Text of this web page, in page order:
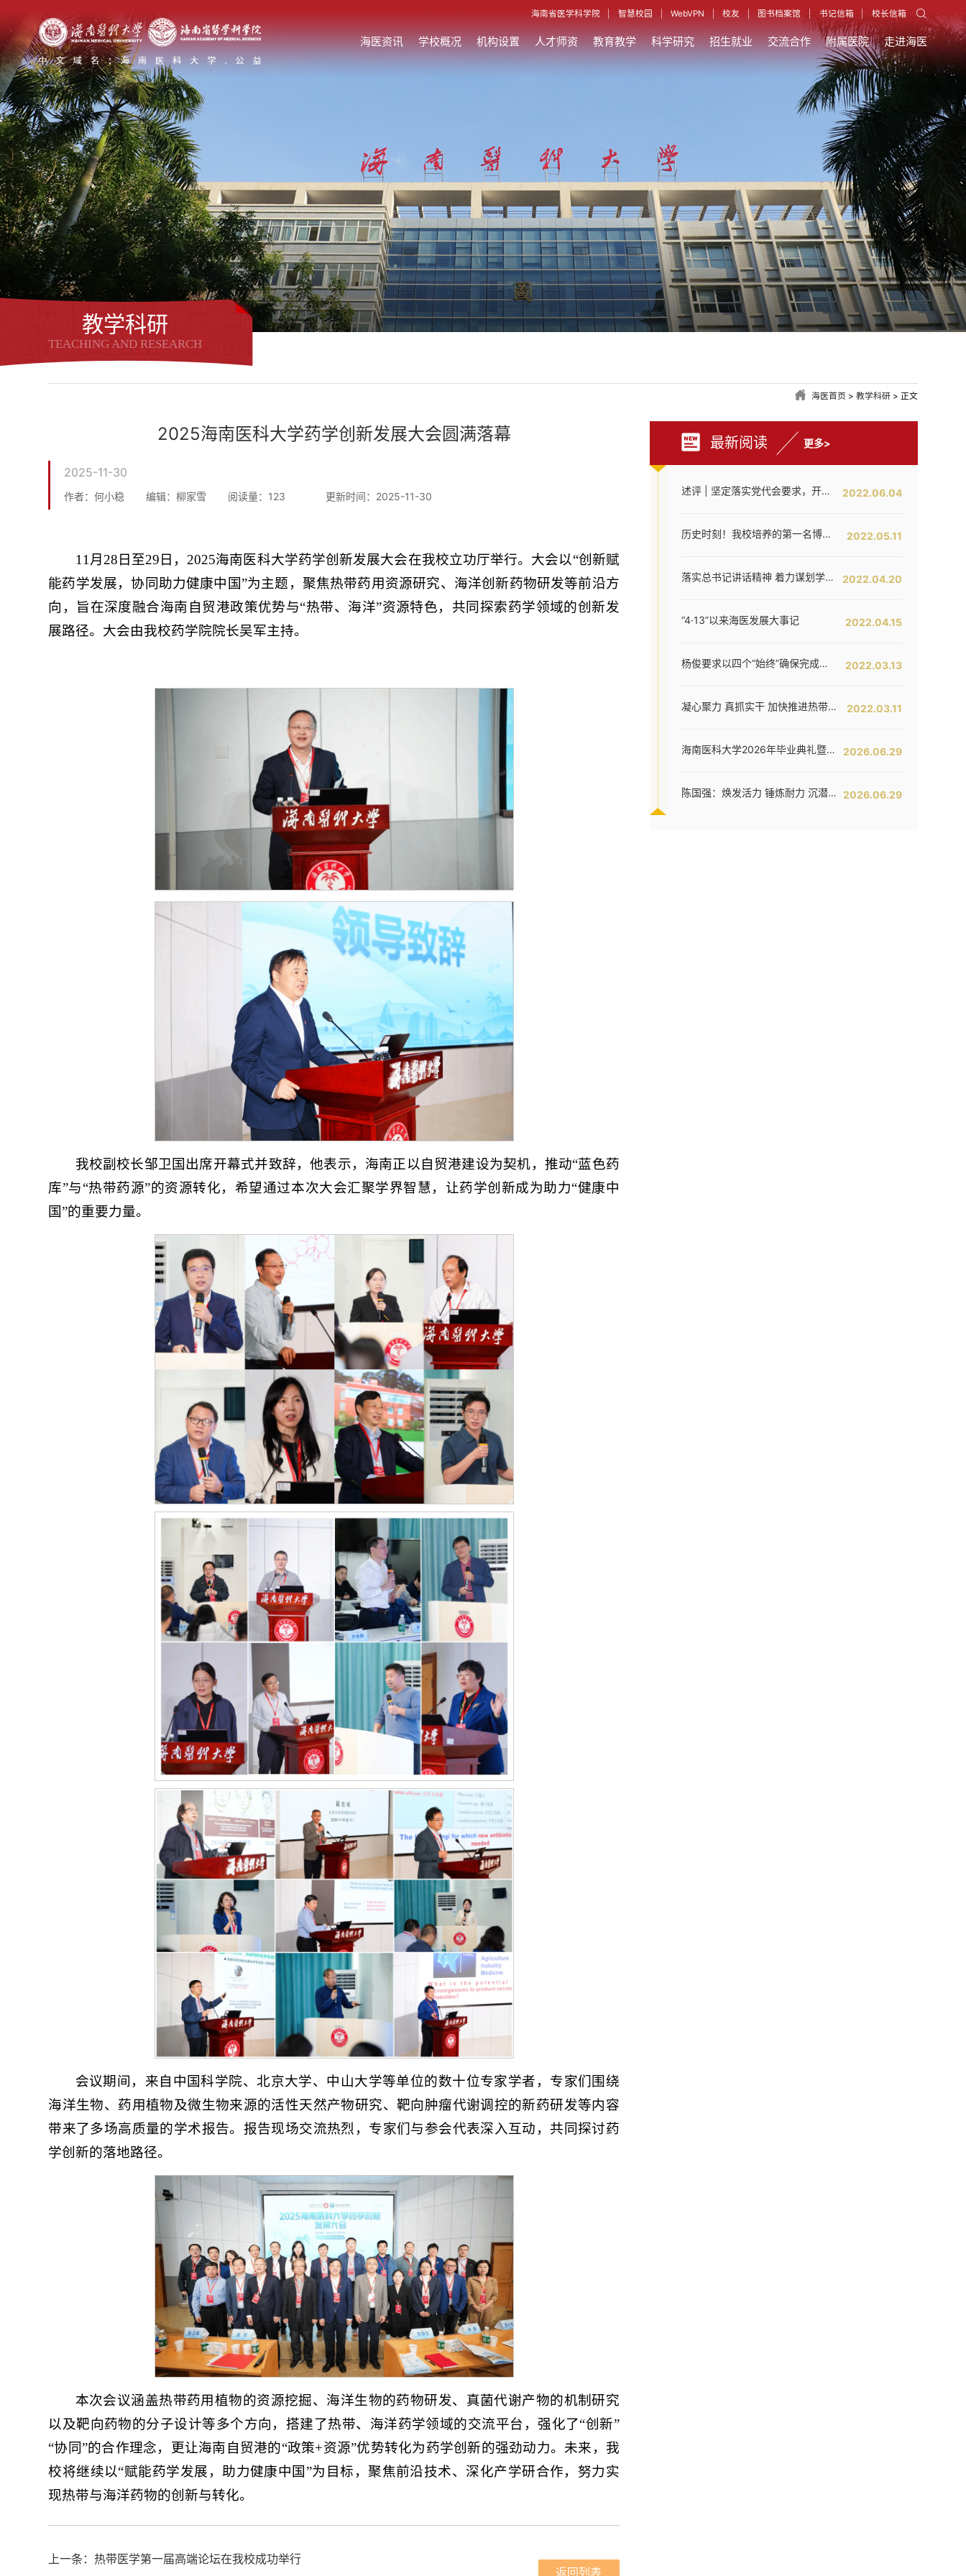
海南省医学科学院 智慧校园 WebVPN 校友 图书档案馆 书记信箱 校长信箱
海医资讯 学校概况 机构设置 人才师资 教育教学 科学研究 招生就业 交流合作 附属医院 走进海医
教学科研
TEACHING AND RESEARCH
海医首页 > 教学科研> 正文
2025海南医科大学药学创新发展大会圆满落幕
2025-11-30
作者：何小稳 编辑：柳家雪 阅读量： 123 更新时间：2025-11-30
11月28日至29日，2025海南医科大学药学创新发展大会在我校立功厅举行。大会以“创新赋
能药学发展，协同助力健康中国”为主题，聚焦热带药用资源研究、海洋创新药物研发等前沿方
向，旨在深度融合海南自贸港政策优势与“热带、海洋”资源特色，共同探索药学领域的创新发
展路径。大会由我校药学院院长吴军主持。
我校副校长邹卫国出席开幕式并致辞，他表示，海南正以自贸港建设为契机，推动“蓝色药
库”与“热带药源”的资源转化，希望通过本次大会汇聚学界智慧，让药学创新成为助力“健康中
国”的重要力量。
会议期间，来自中国科学院、北京大学、中山大学等单位的数十位专家学者，专家们围绕
海洋生物、药用植物及微生物来源的活性天然产物研究、靶向肿瘤代谢调控的新药研发等内容
带来了多场高质量的学术报告。报告现场交流热烈，专家们与参会代表深入互动，共同探讨药
学创新的落地路径。
本次会议涵盖热带药用植物的资源挖掘、海洋生物的药物研发、真菌代谢产物的机制研究
以及靶向药物的分子设计等多个方向，搭建了热带、海洋药学领域的交流平台，强化了“创新”
“协同”的合作理念，更让海南自贸港的“政策+资源”优势转化为药学创新的强劲动力。未来，我
校将继续以“赋能药学发展，助力健康中国”为目标，聚焦前沿技术、深化产学研合作，努力实
现热带与海洋药物的创新与转化。
返回列表
上一条：热带医学第一届高端论坛在我校成功举行
最新阅读 更多>
2022.06.04
述评 | 坚定落实党代会要求，开创海医工作新局面——写在全面落实省第八次党代会对海医发展提出新要求之时
2022.05.11
历史时刻！我校培养的第一名博士研究生通过答辩！
2022.04.20
落实总书记讲话精神 着力谋划学校内涵提升——我校召开发展战略咨询委员会第二次工作会议
2022.04.15
“4·13”以来海医发展大事记
2022.03.13
杨俊要求以四个“始终”确保完成全年工作任务--我校六届五次教代会暨七届二次工代会胜利闭幕
2022.03.11
凝心聚力 真抓实干 加快推进热带特色鲜明的国际化高水平医科大学建设步伐 ——我校六届五次教代会暨七届二次工代会隆重开幕
2026.06.29
海南医科大学2026年毕业典礼暨学位授予仪式举行
2026.06.29
陈国强：焕发活力 锤炼耐力 沉潜定力 哪吒闹海拓新程——在海南医科大学2026年毕业典礼上的讲话